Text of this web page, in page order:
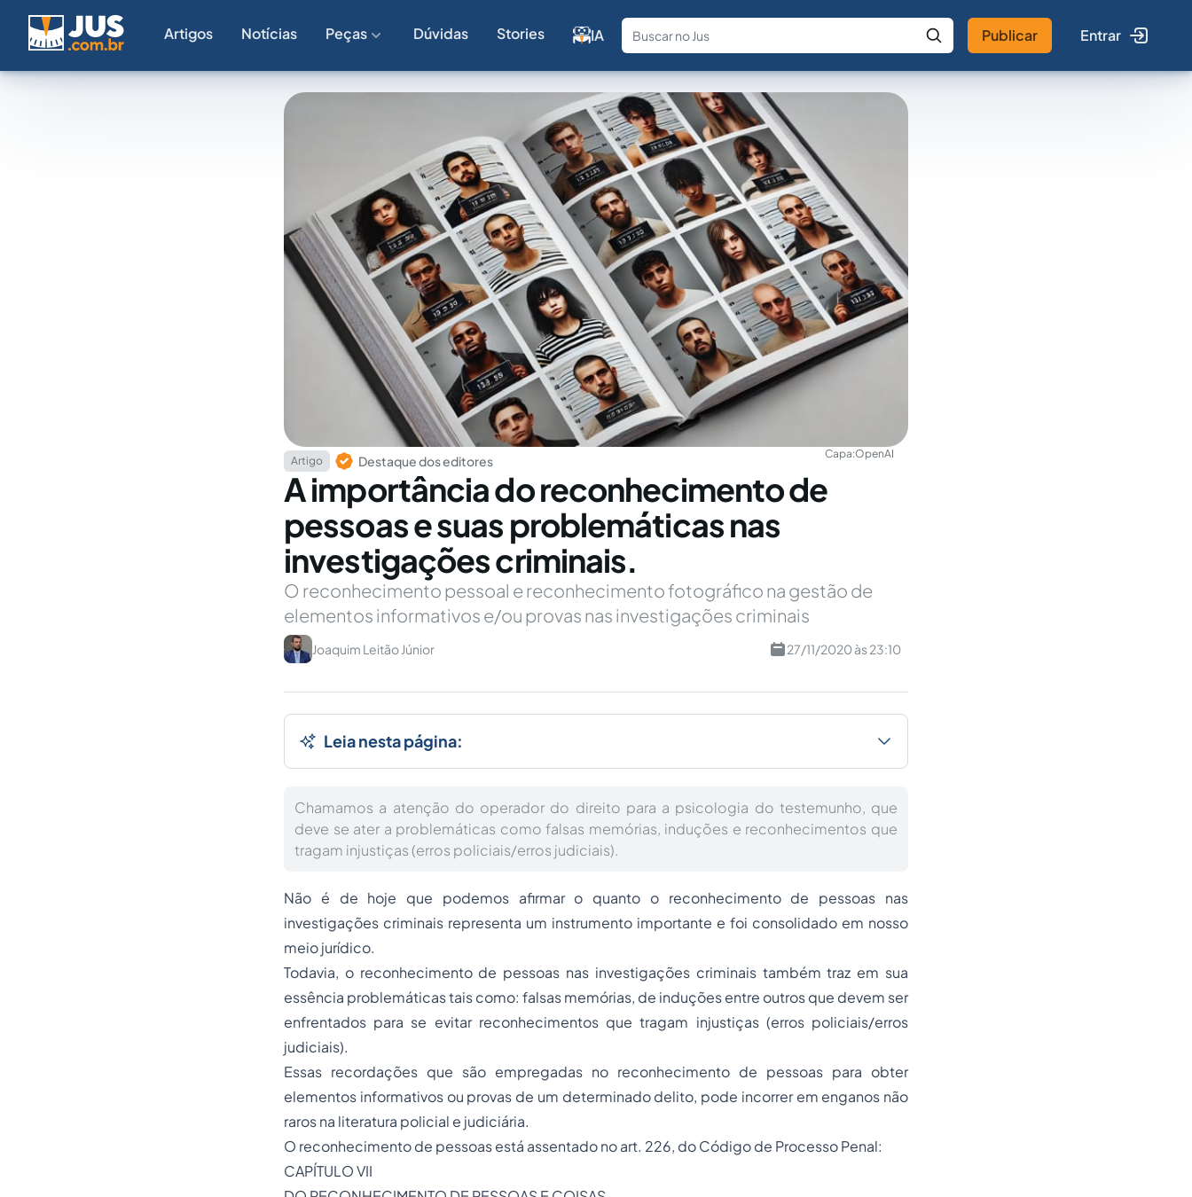
Artigos Notícias Peças Dúvidas Stories IA
Fale com a IA Buscar no Jus
Publicar Entrar
Capa:OpenAI
Artigo Destaque dos editores
A importância do reconhecimento de
pessoas e suas problemáticas nas
investigações criminais.
O reconhecimento pessoal e reconhecimento fotográfico na gestão de
elementos informativos e/ou provas nas investigações criminais
Joaquim Leitão Júnior 27/11/2020 às 23:10
Leia nesta página:
Chamamos a atenção do operador do direito para a psicologia do testemunho, que
deve se ater a problemáticas como falsas memórias, induções e reconhecimentos que
tragam injustiças (erros policiais/erros judiciais).
Não é de hoje que podemos afirmar o quanto o reconhecimento de pessoas nas
investigações criminais representa um instrumento importante e foi consolidado em nosso
meio jurídico.
Todavia, o reconhecimento de pessoas nas investigações criminais também traz em sua
essência problemáticas tais como: falsas memórias, de induções entre outros que devem ser
enfrentados para se evitar reconhecimentos que tragam injustiças (erros policiais/erros
judiciais).
Essas recordações que são empregadas no reconhecimento de pessoas para obter
elementos informativos ou provas de um determinado delito, pode incorrer em enganos não
raros na literatura policial e judiciária.
O reconhecimento de pessoas está assentado no art. 226, do Código de Processo Penal:
CAPÍTULO VII